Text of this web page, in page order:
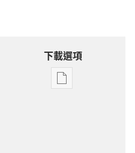
下載選項
出